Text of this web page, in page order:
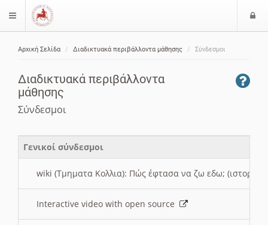
$langMenu
Αρχική Σελίδα Διαδικτυακά περιβάλλοντα μάθησης Σύνδεσμοι
Διαδικτυακά περιβάλλοντα
μάθησης
Σύνδεσμοι
Γενικοί σύνδεσμοι
wiki (Τμηματα Κολλια): Πώς έφτασα να ζω εδω; (ιστορια)
Interactive video with open source